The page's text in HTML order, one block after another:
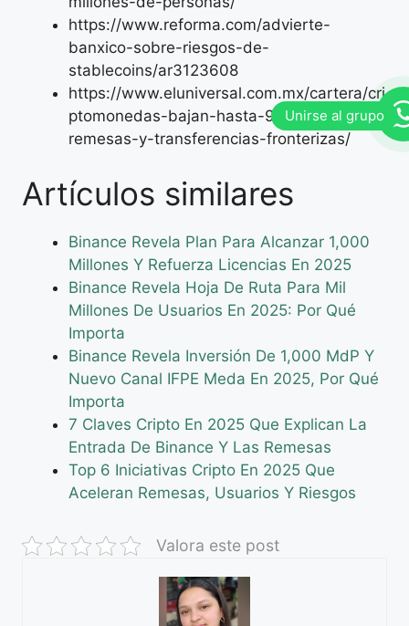
https://www.reforma.com/advierte-
banxico-sobre-riesgos-de-
stablecoins/ar3123608
https://www.eluniversal.com.mx/cartera/cri
ptomonedas-bajan-hasta-90-costos-en-
remesas-y-transferencias-fronterizas/
Artículos similares
Binance Revela Plan Para Alcanzar 1,000
Millones Y Refuerza Licencias En 2025
Binance Revela Hoja De Ruta Para Mil
Millones De Usuarios En 2025: Por Qué
Importa
Binance Revela Inversión De 1,000 MdP Y
Nuevo Canal IFPE Meda En 2025, Por Qué
Importa
7 Claves Cripto En 2025 Que Explican La
Entrada De Binance Y Las Remesas
Top 6 Iniciativas Cripto En 2025 Que
Aceleran Remesas, Usuarios Y Riesgos
Valora este post